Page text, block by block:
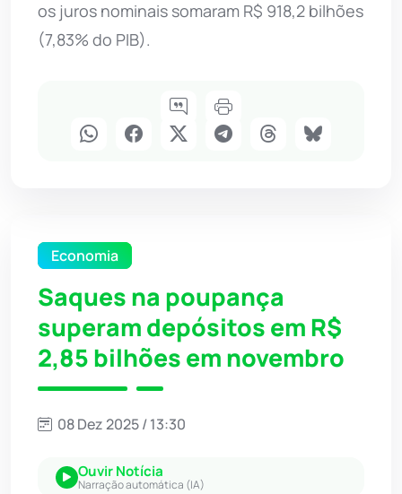
os juros nominais somaram R$ 918,2 bilhões
(7,83% do PIB).
Economia
Saques na poupança
superam depósitos em R$
2,85 bilhões em novembro
08 Dez 2025 / 13:30
Ouvir Notícia
Narração automática (IA)